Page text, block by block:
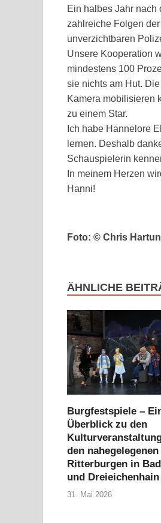
Ein halbes Jahr
zahlreiche Folgen
unverzichtbaren
Unsere Kooperation
mindestens 100
sie nichts am Hut.
Kamera mobilisieren
zu einem Star.
Ich habe Hannelore
lernen. Deshalb
Schauspielerin
In meinem Herzen
Hanni!
Foto: © Chris
ÄHNLICHE
Burgfestspiele –
Überblick zu den
den nahegelegenen
Ritterburgen in
und Dreieichenhain
31. Mai 2026